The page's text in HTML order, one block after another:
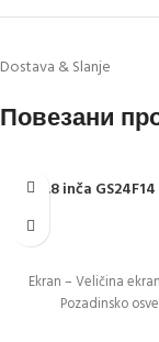
Dostava & Slanje
Повезани
23.8 inča
Ekran – Veličina
Pozadinsko